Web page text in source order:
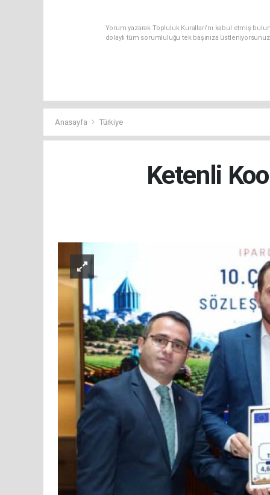
Yorum yazarak Topluluk Kuralları’nı kabul etmiş
dolaylı tüm sorumluluğu tek başınıza
Anasayfa Türkiye
Ketenli